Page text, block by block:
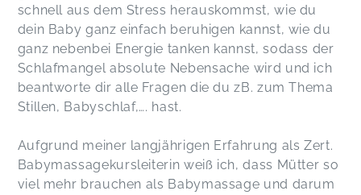
schnell aus dem Stress herauskommst, wie du
dein Baby ganz einfach beruhigen kannst, wie du
ganz nebenbei Energie tanken kannst, sodass der
Schlafmangel absolute Nebensache wird und ich
beantworte dir alle Fragen die du zB. zum Thema
Stillen, Babyschlaf,…. hast.
Aufgrund meiner langjährigen Erfahrung als Zert.
Babymassagekursleiterin weiß ich, dass Mütter so
viel mehr brauchen als Babymassage und darum